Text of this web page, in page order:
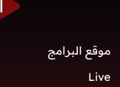
موقع البرامج
Live